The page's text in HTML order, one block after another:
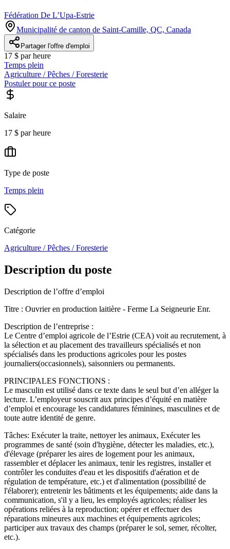
Fédération De L’Upa-Estrie
Municipalité de canton de Saint-Camille, QC, Canada
Partager l'offre d'emploi
17 $ par heure
Temps plein
Agriculture / Pêches / Foresterie
Postuler pour ce poste
Salaire
17 $ par heure
Type de poste
Temps plein
Catégorie
Agriculture / Pêches / Foresterie
Description du poste
Description de l’offre d’emploi
Titre : Ouvrier en production laitière - Ferme La Seigneurie Enr.
Description de l’entreprise :
Le Centre d’emploi agricole de l’Estrie (CEA) voit au recrutement, à
la sélection et au placement des travailleurs spécialisés et non
spécialisés dans les productions agricoles pour les postes
journaliers(occasionnels), saisonniers ou permanents.
PRINCIPALES FONCTIONS :
Le masculin est utilisé dans ce texte dans le seul but d’en alléger la
lecture. L’employeur souscrit aux principes d’équité en matière
d’emploi et encourage les candidatures féminines, masculines et de
toute autre identité de genre.
Tâches: Exécuter la traite, nettoyer les animaux, Exécuter les
programmes de santé (soin d'hygiène, détecter les maladies, etc.),
d'élevage (préparer les aires de logement pour les animaux,
rassembler et déplacer les animaux, tenir les registres, installer et
contrôler les conduites d'eau et les dispositifs d'aération et de
régulation de température, etc.) et d'alimentation (possibilité de
l'élaborer); entretenir les bâtiments et les équipements; aide dans la
communication, s'il y a lieu, les employés agricoles; réaliser les
opérations reliées à la reproduction; opérer et effectuer des
réparations mineures aux machines et équipements agricoles;
participer aux travaux des champs (préparer le sol, semer, récolter,
etc.).